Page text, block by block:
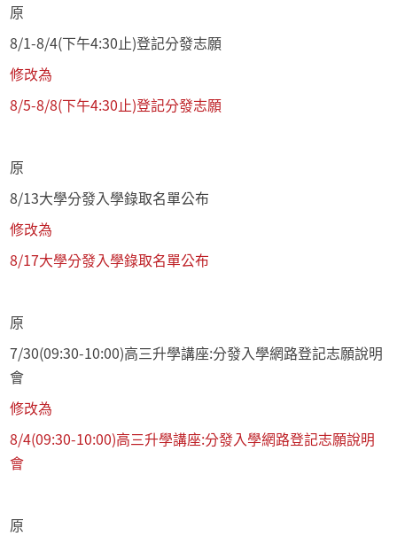
原
8/1-8/4(下午4:30止)登記分發志願
修改為
8/5-8/8(下午4:30止)登記分發志願
原
8/13大學分發入學錄取名單公布
修改為
8/17大學分發入學錄取名單公布
原
7/30(09:30-10:00)高三升學講座:分發入學網路登記志願說明
會
修改為
8/4(09:30-10:00)高三升學講座:分發入學網路登記志願說明
會
原